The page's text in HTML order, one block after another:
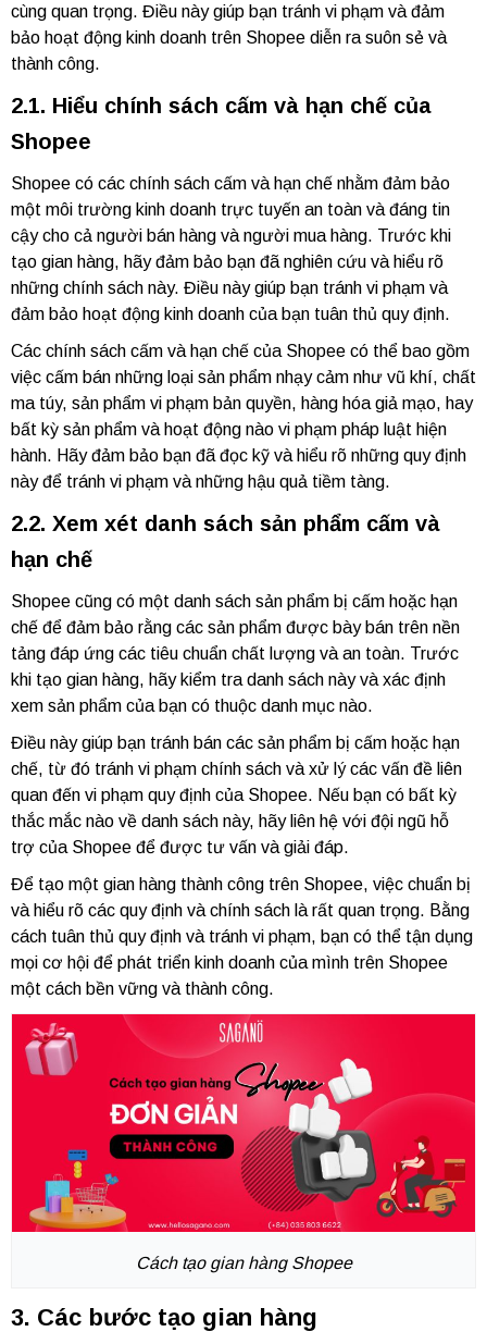
cùng quan trọng. Điều này giúp bạn tránh vi phạm và đảm
bảo hoạt động kinh doanh trên Shopee diễn ra suôn sẻ và
thành công.
2.1. Hiểu chính sách cấm và hạn chế của
Shopee
Shopee có các chính sách cấm và hạn chế nhằm đảm bảo
một môi trường kinh doanh trực tuyến an toàn và đáng tin
cậy cho cả người bán hàng và người mua hàng. Trước khi
tạo gian hàng, hãy đảm bảo bạn đã nghiên cứu và hiểu rõ
những chính sách này. Điều này giúp bạn tránh vi phạm và
đảm bảo hoạt động kinh doanh của bạn tuân thủ quy định.
Các chính sách cấm và hạn chế của Shopee có thể bao gồm
việc cấm bán những loại sản phẩm nhạy cảm như vũ khí, chất
ma túy, sản phẩm vi phạm bản quyền, hàng hóa giả mạo, hay
bất kỳ sản phẩm và hoạt động nào vi phạm pháp luật hiện
hành. Hãy đảm bảo bạn đã đọc kỹ và hiểu rõ những quy định
này để tránh vi phạm và những hậu quả tiềm tàng.
2.2. Xem xét danh sách sản phẩm cấm và
hạn chế
Shopee cũng có một danh sách sản phẩm bị cấm hoặc hạn
chế để đảm bảo rằng các sản phẩm được bày bán trên nền
tảng đáp ứng các tiêu chuẩn chất lượng và an toàn. Trước
khi tạo gian hàng, hãy kiểm tra danh sách này và xác định
xem sản phẩm của bạn có thuộc danh mục nào.
Điều này giúp bạn tránh bán các sản phẩm bị cấm hoặc hạn
chế, từ đó tránh vi phạm chính sách và xử lý các vấn đề liên
quan đến vi phạm quy định của Shopee. Nếu bạn có bất kỳ
thắc mắc nào về danh sách này, hãy liên hệ với đội ngũ hỗ
trợ của Shopee để được tư vấn và giải đáp.
Để tạo một gian hàng thành công trên Shopee, việc chuẩn bị
và hiểu rõ các quy định và chính sách là rất quan trọng. Bằng
cách tuân thủ quy định và tránh vi phạm, bạn có thể tận dụng
mọi cơ hội để phát triển kinh doanh của mình trên Shopee
một cách bền vững và thành công.
Cách tạo gian hàng Shopee
3. Các bước tạo gian hàng